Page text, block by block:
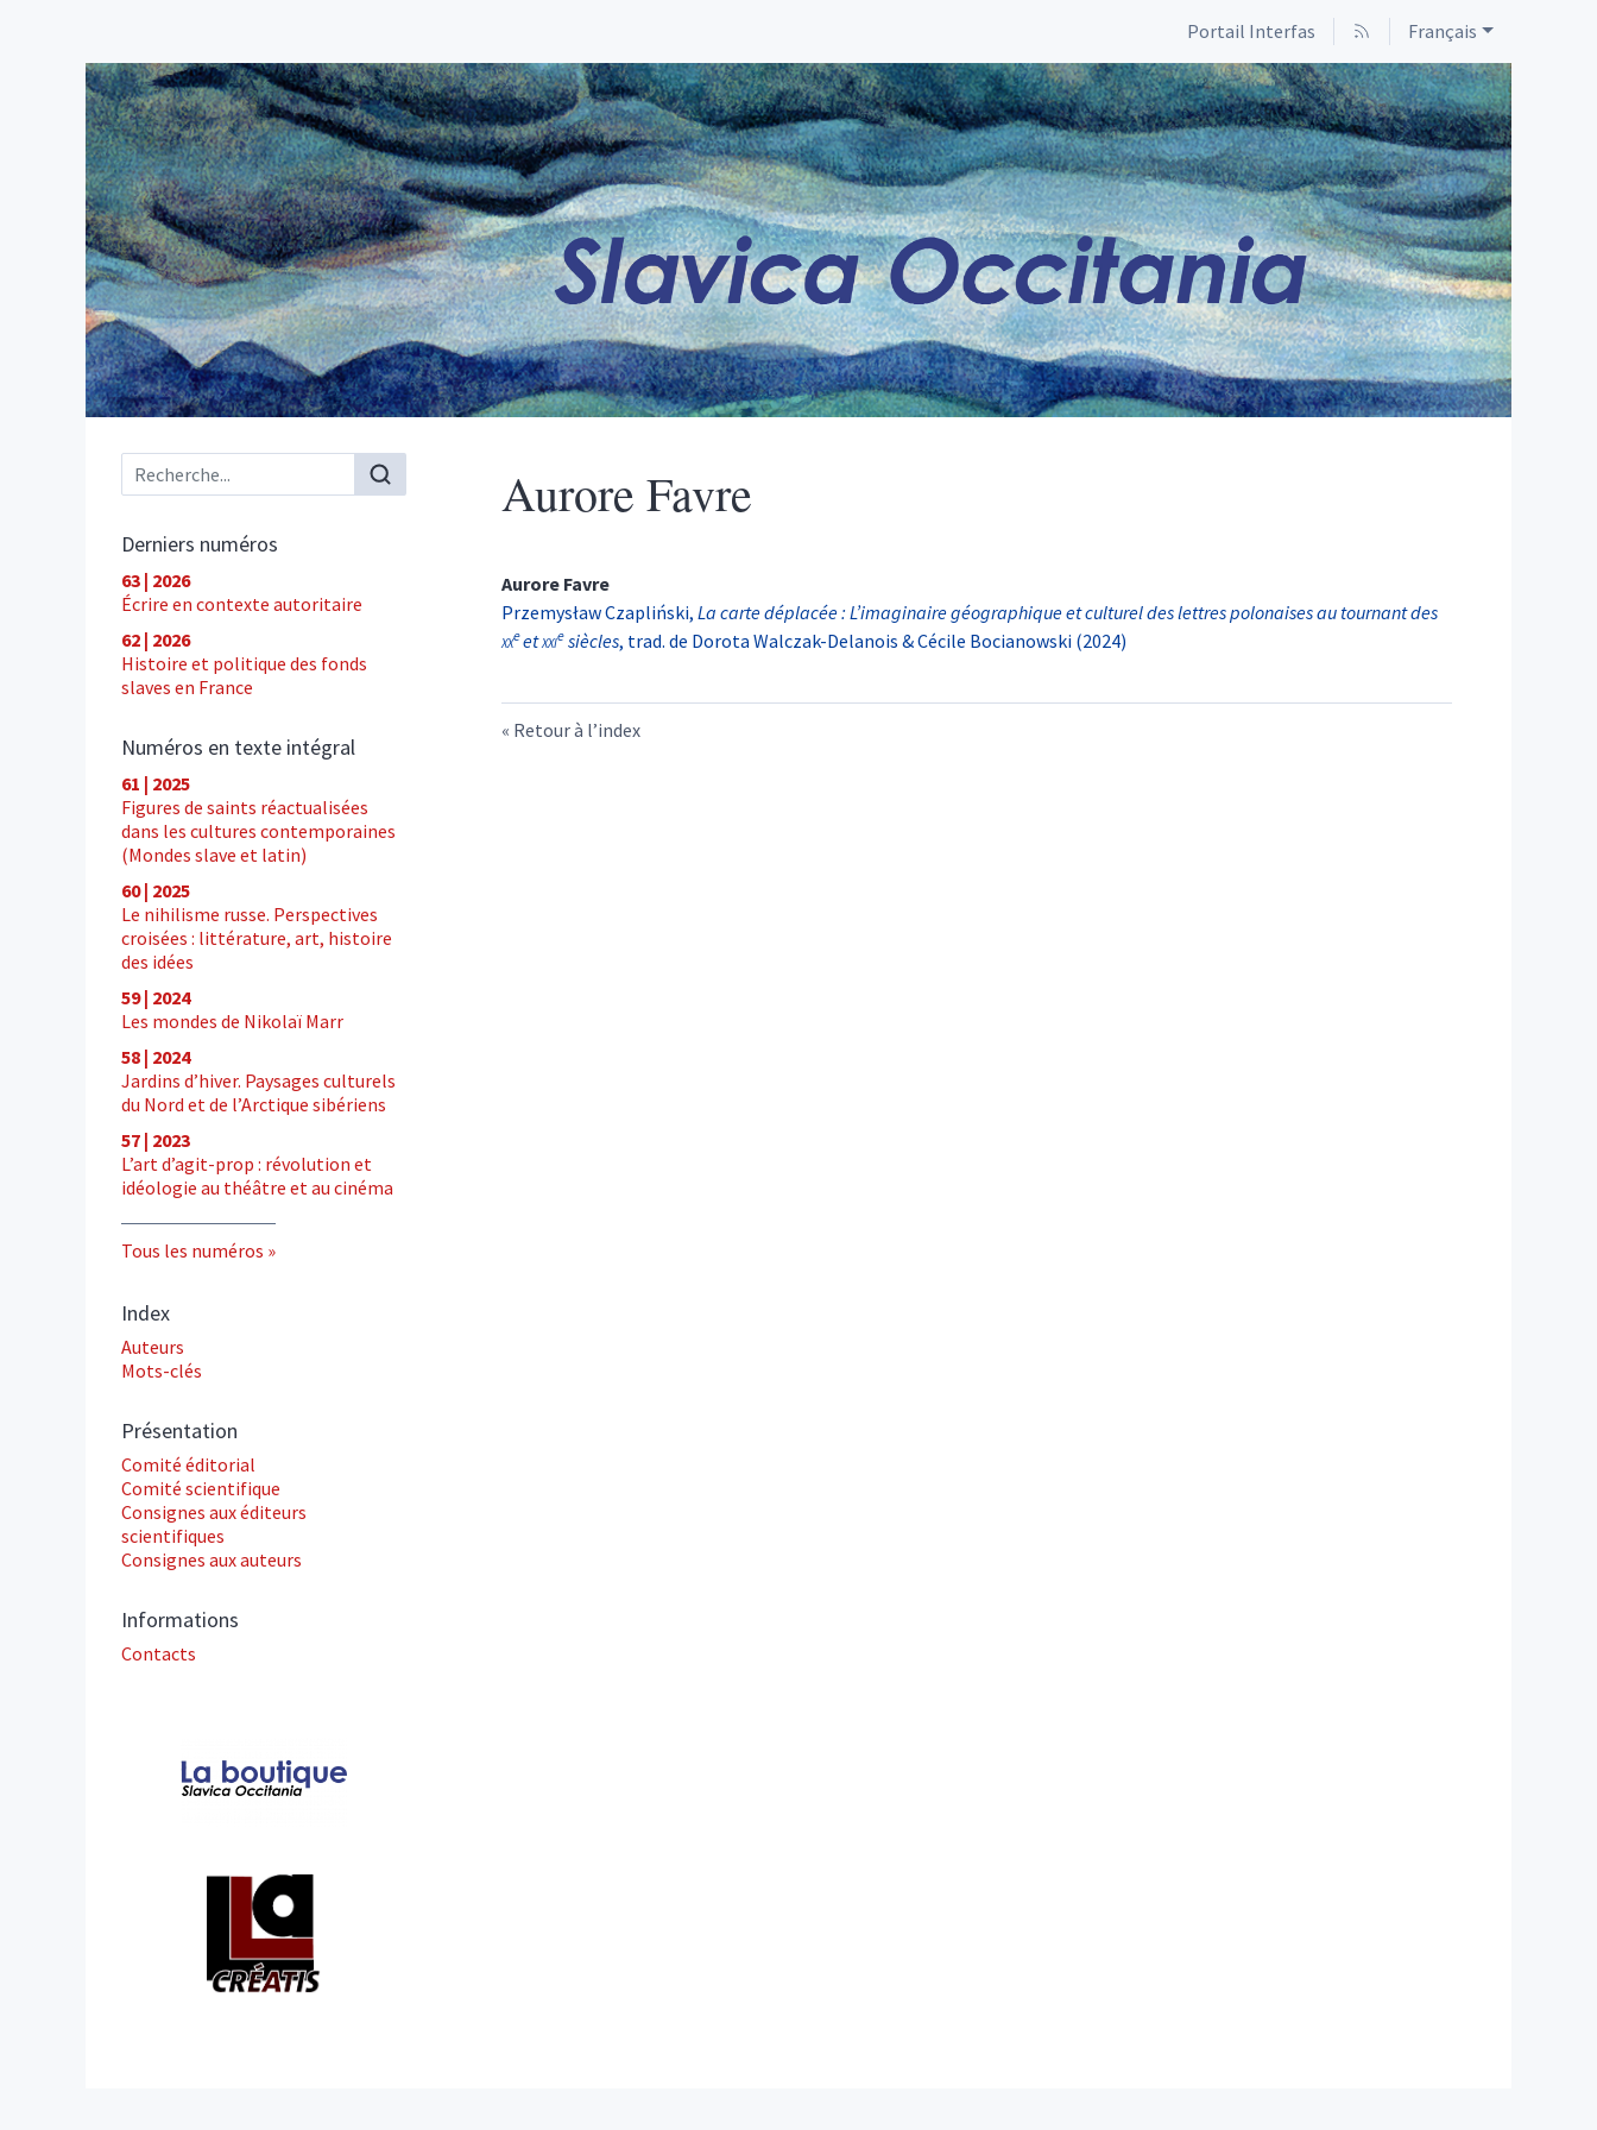
Portail Interfas Français
Menu principal
Derniers numéros
63 | 2026
Écrire en contexte autoritaire
62 | 2026
Histoire et politique des fonds
slaves en France
Numéros en texte intégral
61 | 2025
Figures de saints réactualisées
dans les cultures contemporaines
(Mondes slave et latin)
60 | 2025
Le nihilisme russe. Perspectives
croisées : littérature, art, histoire
des idées
59 | 2024
Les mondes de Nikolaï Marr
58 | 2024
Jardins d’hiver. Paysages culturels
du Nord et de l’Arctique sibériens
57 | 2023
L’art d’agit-prop : révolution et
idéologie au théâtre et au cinéma
Tous les numéros
Index
Auteurs
Mots-clés
Présentation
Comité éditorial
Comité scientifique
Consignes aux éditeurs
scientifiques
Consignes aux auteurs
Informations
Contacts
Aurore Favre
Aurore Favre
Przemysław Czapliński, La carte déplacée : L’imaginaire géographique et culturel des lettres polonaises au tournant des
xxeetxxie siècles, trad. de Dorota Walczak-Delanois & Cécile Bocianowski (2024)
Retour à l’index